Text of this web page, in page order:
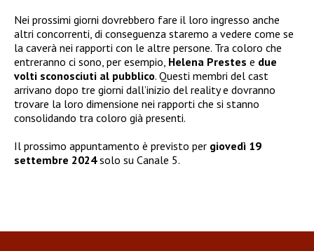
Nei prossimi giorni dovrebbero fare il loro ingresso anche
altri concorrenti, di conseguenza staremo a vedere come se
la caverà nei rapporti con le altre persone. Tra coloro che
entreranno ci sono, per esempio, Helena Prestes e due
volti sconosciuti al pubblico. Questi membri del cast
arrivano dopo tre giorni dall’inizio del reality e dovranno
trovare la loro dimensione nei rapporti che si stanno
consolidando tra coloro già presenti.
Il prossimo appuntamento è previsto per giovedì 19
settembre 2024solo su Canale 5.